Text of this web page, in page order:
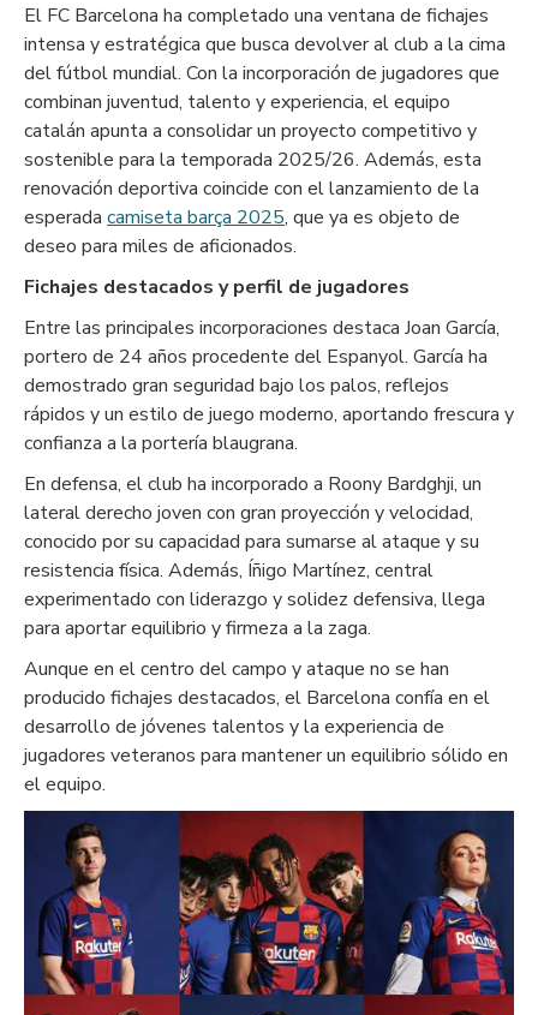
El FC Barcelona ha completado una ventana de fichajes
intensa y estratégica que busca devolver al club a la cima
del fútbol mundial. Con la incorporación de jugadores que
combinan juventud, talento y experiencia, el equipo
catalán apunta a consolidar un proyecto competitivo y
sostenible para la temporada 2025/26. Además, esta
renovación deportiva coincide con el lanzamiento de la
esperada camiseta barça 2025, que ya es objeto de
deseo para miles de aficionados.
Fichajes destacados y perfil de jugadores
Entre las principales incorporaciones destaca Joan García,
portero de 24 años procedente del Espanyol. García ha
demostrado gran seguridad bajo los palos, reflejos
rápidos y un estilo de juego moderno, aportando frescura y
confianza a la portería blaugrana.
En defensa, el club ha incorporado a Roony Bardghji, un
lateral derecho joven con gran proyección y velocidad,
conocido por su capacidad para sumarse al ataque y su
resistencia física. Además, Íñigo Martínez, central
experimentado con liderazgo y solidez defensiva, llega
para aportar equilibrio y firmeza a la zaga.
Aunque en el centro del campo y ataque no se han
producido fichajes destacados, el Barcelona confía en el
desarrollo de jóvenes talentos y la experiencia de
jugadores veteranos para mantener un equilibrio sólido en
el equipo.